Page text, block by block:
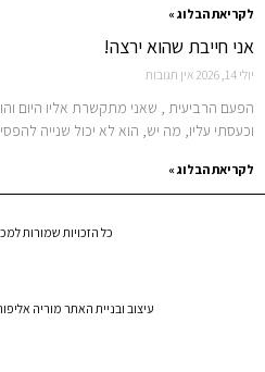
לקריאת הבלוג »
אני חייבת שהוא ירצה!
יולי 14, 2026 אין תגובות
הפעם הרביעית , שאני מתקשרת אליו היום
וכעסתי עליו, מה יש, הוא לא יכול שנייה
לקריאת הבלוג »
כל הזכויות שמורות
עיצוב ובניית האתר מוריה